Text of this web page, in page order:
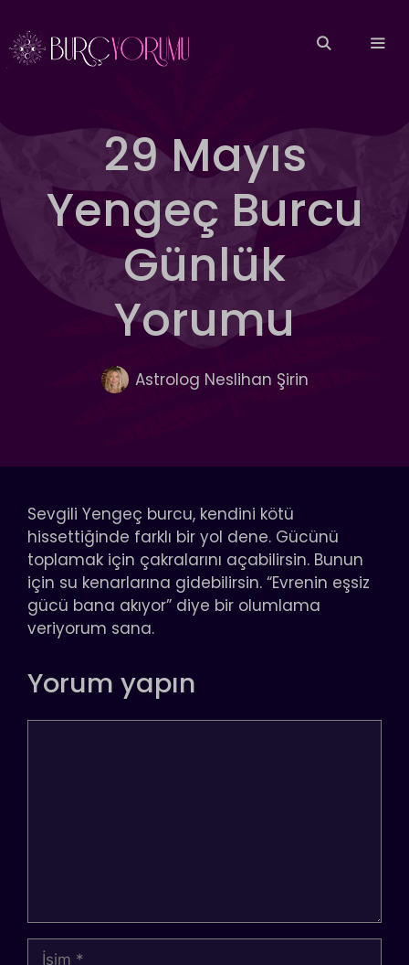
atla
29 Mayıs
Yengeç Burcu
Günlük
Yorumu
Astrolog Neslihan Şirin
Sevgili Yengeç burcu, kendini kötü
hissettiğinde farklı bir yol dene. Gücünü
toplamak için çakralarını açabilirsin. Bunun
için su kenarlarına gidebilirsin. “Evrenin eşsiz
gücü bana akıyor” diye bir olumlama
veriyorum sana.
Yorum yapın
İsim